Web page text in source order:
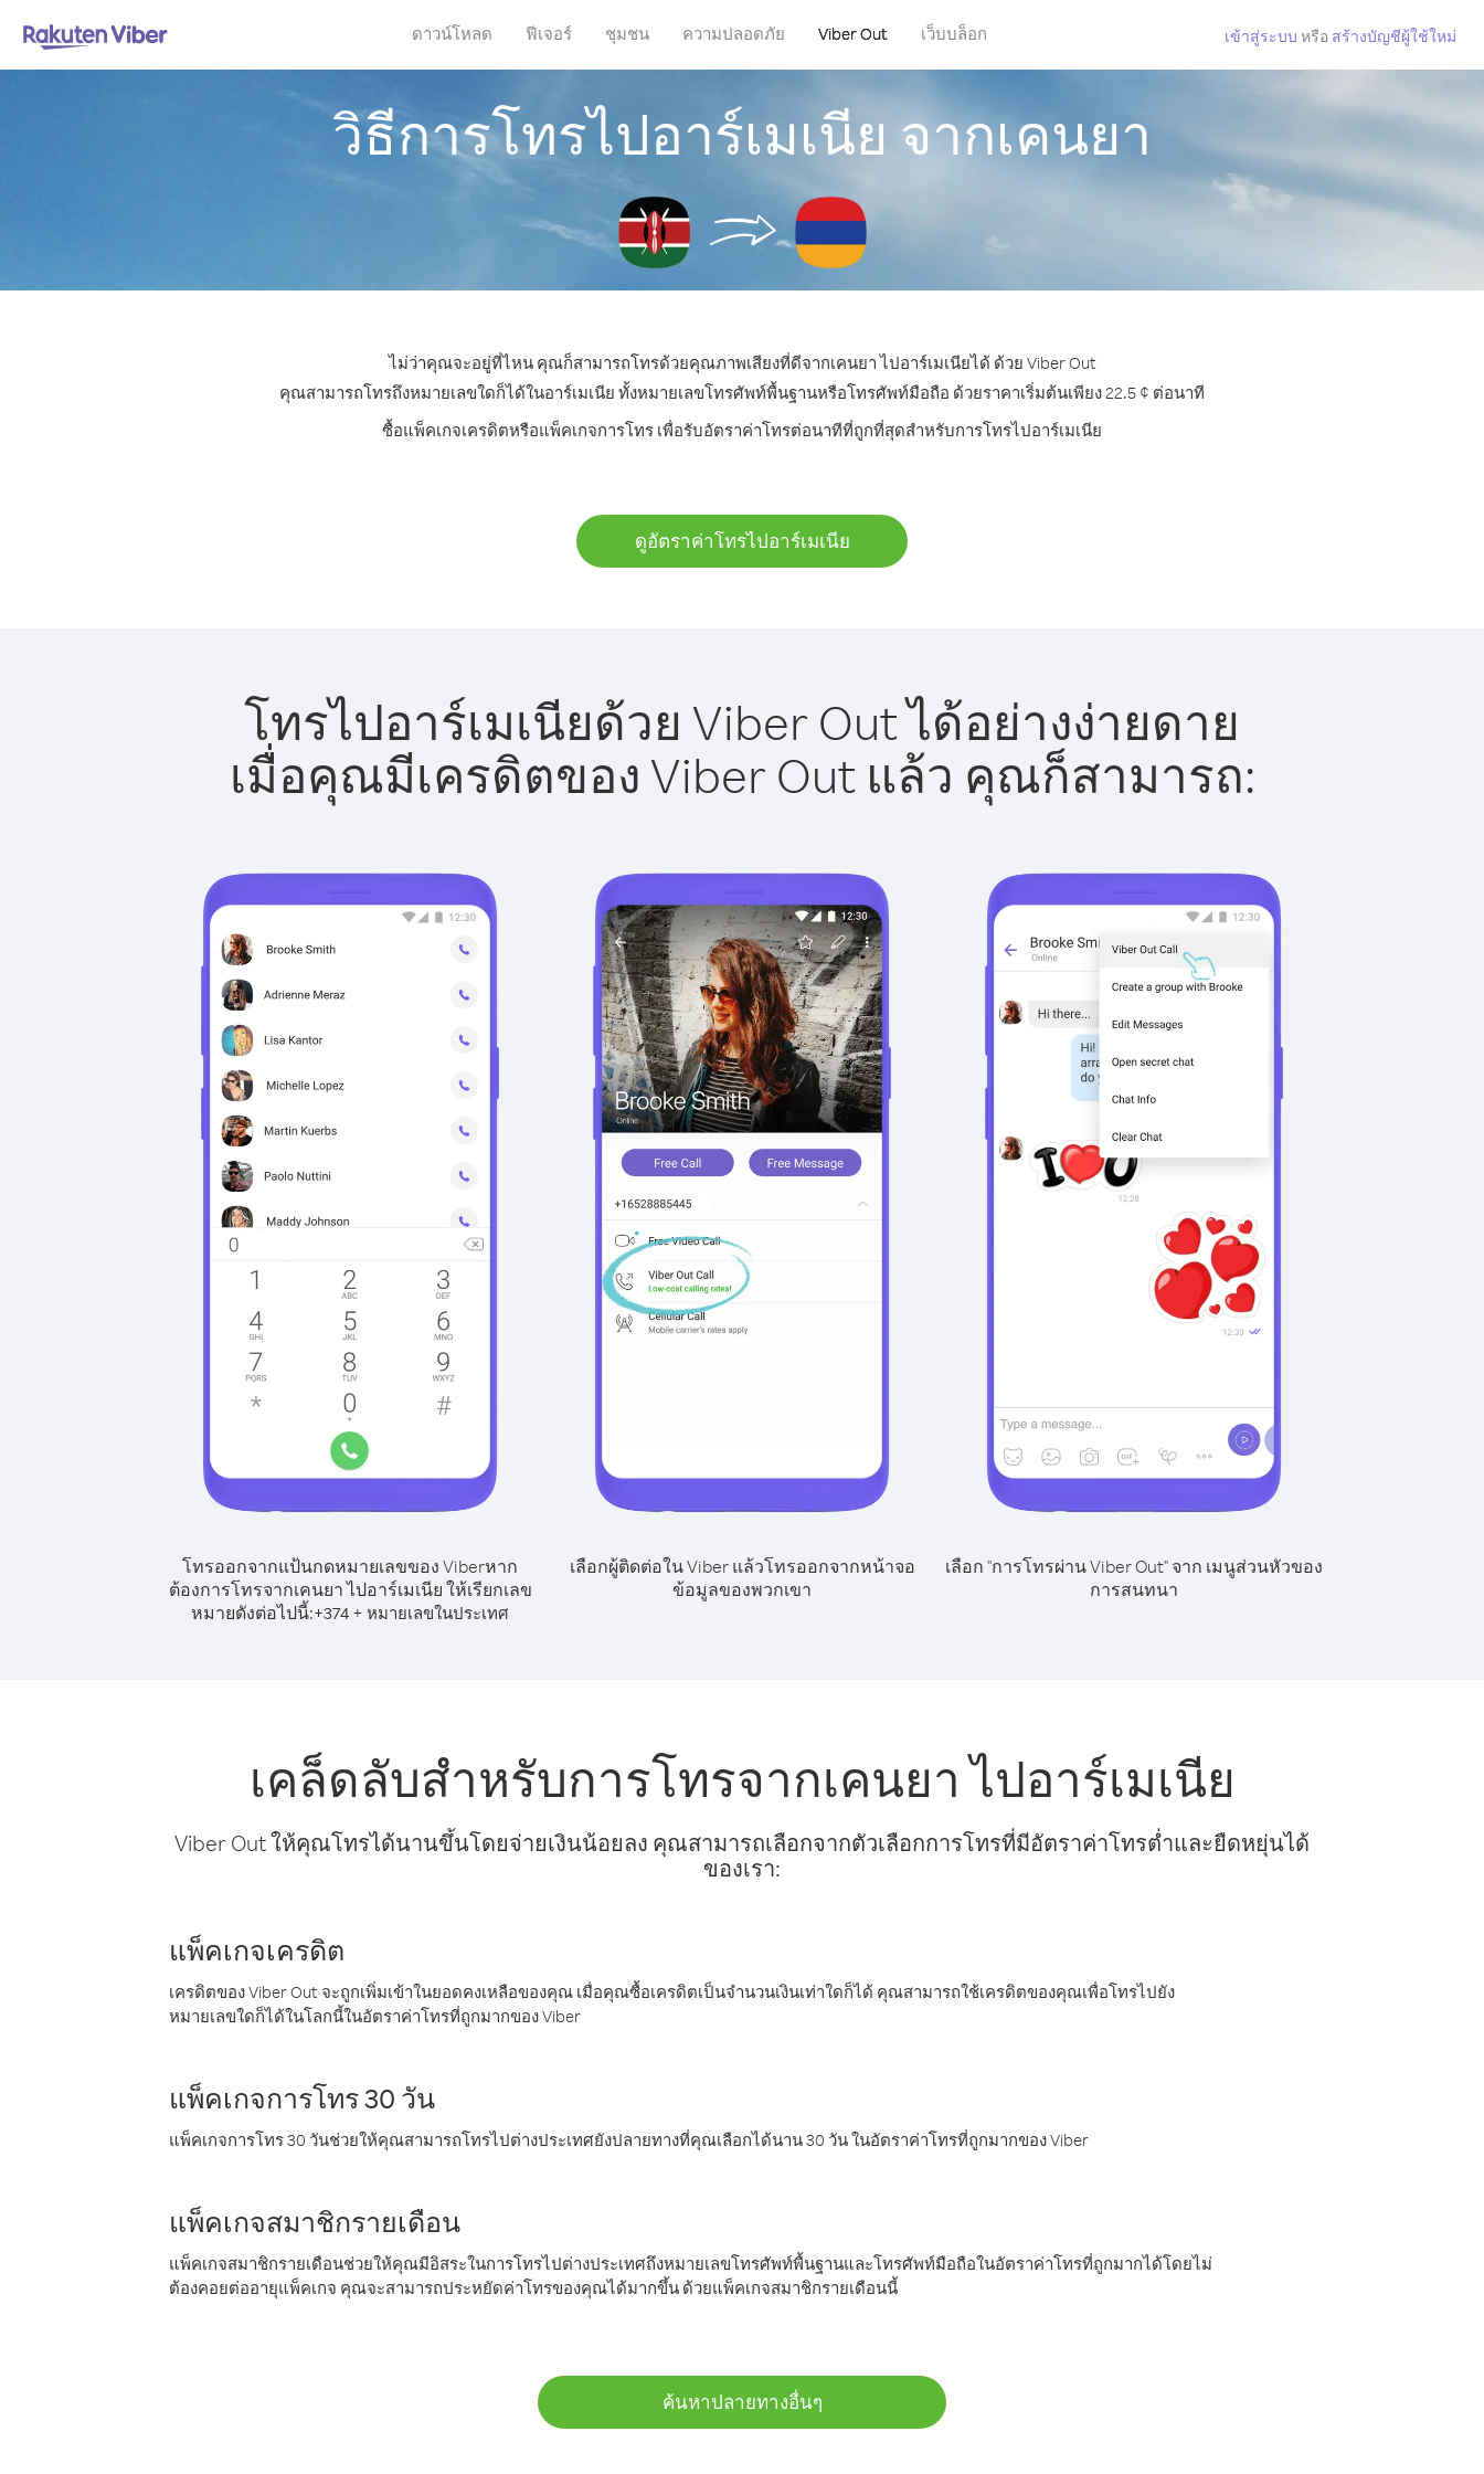
ดาวน์โหลด ฟีเจอร์ ชุมชน ความปลอดภัย Viber Out เว็บบล็อก เข้าสู่ระบบ หรือ สร้างบัญชีผู้ใช้ใหม่
วิธีการโทรไปอาร์เมเนีย จากเคนยา
ไม่ว่าคุณจะอยู่ที่ไหน คุณก็สามารถโทรด้วยคุณภาพเสียงที่ดีจากเคนยา ไปอาร์เมเนียได้ ด้วย Viber Out
คุณสามารถโทรถึงหมายเลขใดก็ได้ในอาร์เมเนีย ทั้งหมายเลขโทรศัพท์พื้นฐานหรือโทรศัพท์มือถือ ด้วยราคาเริ่มต้นเพียง 22.5 ¢ ต่อนาที
ซื้อแพ็คเกจเครดิตหรือแพ็คเกจการโทร เพื่อรับอัตราค่าโทรต่อนาทีที่ถูกที่สุดสำหรับการโทรไปอาร์เมเนีย
ดูอัตราค่าโทรไปอาร์เมเนีย
โทรไปอาร์เมเนียด้วย Viber Out ได้อย่างง่ายดาย
เมื่อคุณมีเครดิตของ Viber Out แล้ว คุณก็สามารถ:
โทรออกจากแป้นกดหมายเลขของ Viberหาก
ต้องการโทรจากเคนยา ไปอาร์เมเนีย ให้เรียกเลข
หมายดังต่อไปนี้:+374 + หมายเลขในประเทศ
เลือกผู้ติดต่อใน Viber แล้วโทรออกจากหน้าจอ
ข้อมูลของพวกเขา
เลือก "การโทรผ่าน Viber Out" จาก เมนูส่วนหัวของ
การสนทนา
เคล็ดลับสำหรับการโทรจากเคนยา ไปอาร์เมเนีย
Viber Out ให้คุณโทรได้นานขึ้นโดยจ่ายเงินน้อยลง คุณสามารถเลือกจากตัวเลือกการโทรที่มีอัตราค่าโทรต่ำและยืดหยุ่นได้
ของเรา:
แพ็คเกจเครดิต
เครดิตของ Viber Out จะถูกเพิ่มเข้าในยอดคงเหลือของคุณ เมื่อคุณซื้อเครดิตเป็นจำนวนเงินเท่าใดก็ได้ คุณสามารถใช้เครดิตของคุณเพื่อโทรไปยัง
หมายเลขใดก็ได้ในโลกนี้ในอัตราค่าโทรที่ถูกมากของ Viber
แพ็คเกจการโทร 30 วัน
แพ็คเกจการโทร 30 วันช่วยให้คุณสามารถโทรไปต่างประเทศยังปลายทางที่คุณเลือกได้นาน 30 วัน ในอัตราค่าโทรที่ถูกมากของ Viber
แพ็คเกจสมาชิกรายเดือน
แพ็คเกจสมาชิกรายเดือนช่วยให้คุณมีอิสระในการโทรไปต่างประเทศถึงหมายเลขโทรศัพท์พื้นฐานและโทรศัพท์มือถือในอัตราค่าโทรที่ถูกมากได้โดยไม่
ต้องคอยต่ออายุแพ็คเกจ คุณจะสามารถประหยัดค่าโทรของคุณได้มากขึ้น ด้วยแพ็คเกจสมาชิกรายเดือนนี้
ค้นหาปลายทางอื่นๆ